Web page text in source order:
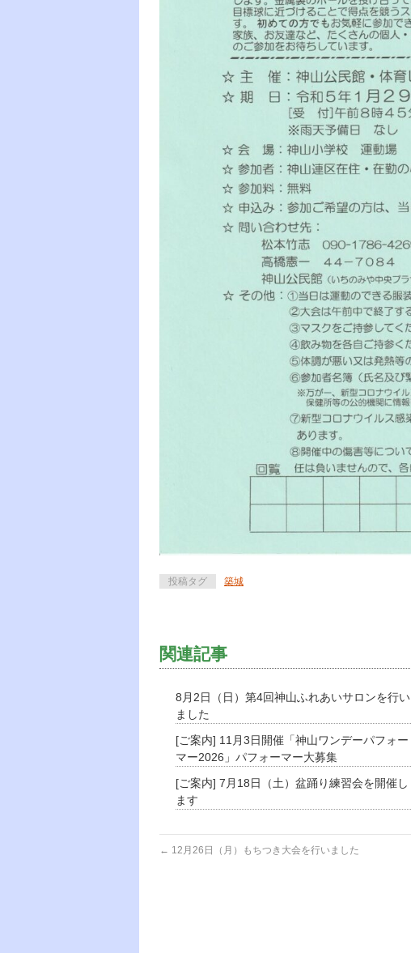
投稿タグ 築城
関連記事
8月2日（日）第4回神山ふれあいサロンを行い
ました
[ご案内] 11月3日開催「神山ワンデーパフォー
マー2026」パフォーマー大募集
[ご案内] 7月18日（土）盆踊り練習会を開催し
ます
← 12月26日（月）もちつき大会を行いました